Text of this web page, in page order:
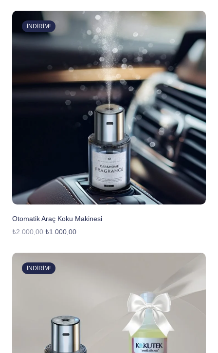
İNDIRIM!
Otomatik Araç Koku Makinesi
₺2.000,00 ₺1.000,00
İNDIRIM!